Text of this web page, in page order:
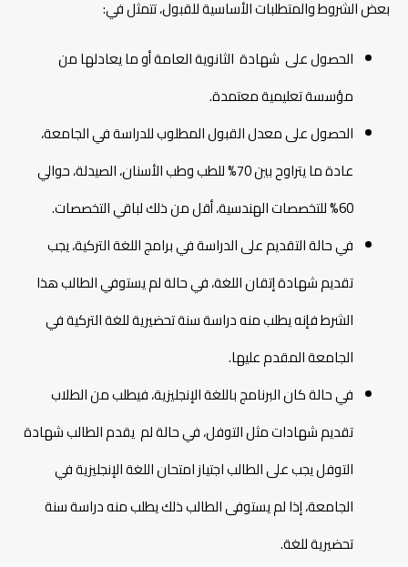
بعض الشروط والمتطلبات الأساسية للقبول، تتمثل في:
الحصول على شهادة الثانوية العامة أو ما يعادلها من
مؤسسة تعليمية معتمدة.
الحصول على معدل القبول المطلوب للدراسة في الجامعة،
عادة ما يتراوح بين 70% للطب وطب الأسنان، الصيدلة، حوالي
في حالة التقديم على الدراسة في برامج اللغة التركية، يجب
تقديم شهادة إتقان اللغة، في حالة لم يستوفي الطالب هذا
الشرط فإنه يطلب منه دراسة سنة تحضيرية للغة التركية في
الجامعة المقدم عليها.
في حالة كان البرنامج باللغة الإنجليزية، فيطلب من الطلاب
تقديم شهادات مثل التوفل، في حالة لم يقدم الطالب شهادة
التوفل يجب على الطالب اجتياز امتحان اللغة الإنجليزية في
الجامعة، إذا لم يستوفى الطالب ذلك يطلب منه دراسة سنة
تحضيرية للغة.